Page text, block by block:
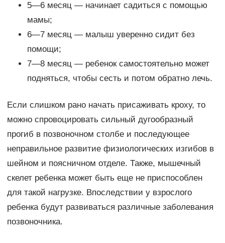
5—6 месяц — начинает садиться с помощью
мамы;
6—7 месяц — малыш уверенно сидит без
помощи;
7—8 месяц — ребенок самостоятельно может
подняться, чтобы сесть и потом обратно лечь.
Если слишком рано начать присаживать кроху, то
можно спровоцировать сильный дугообразный
прогиб в позвоночном столбе и последующее
неправильное развитие физиологических изгибов в
шейном и поясничном отделе. Также, мышечный
скелет ребенка может быть еще не приспособлен
для такой нагрузке. Впоследствии у взрослого
ребенка будут развиваться различные заболевания
позвоночника.